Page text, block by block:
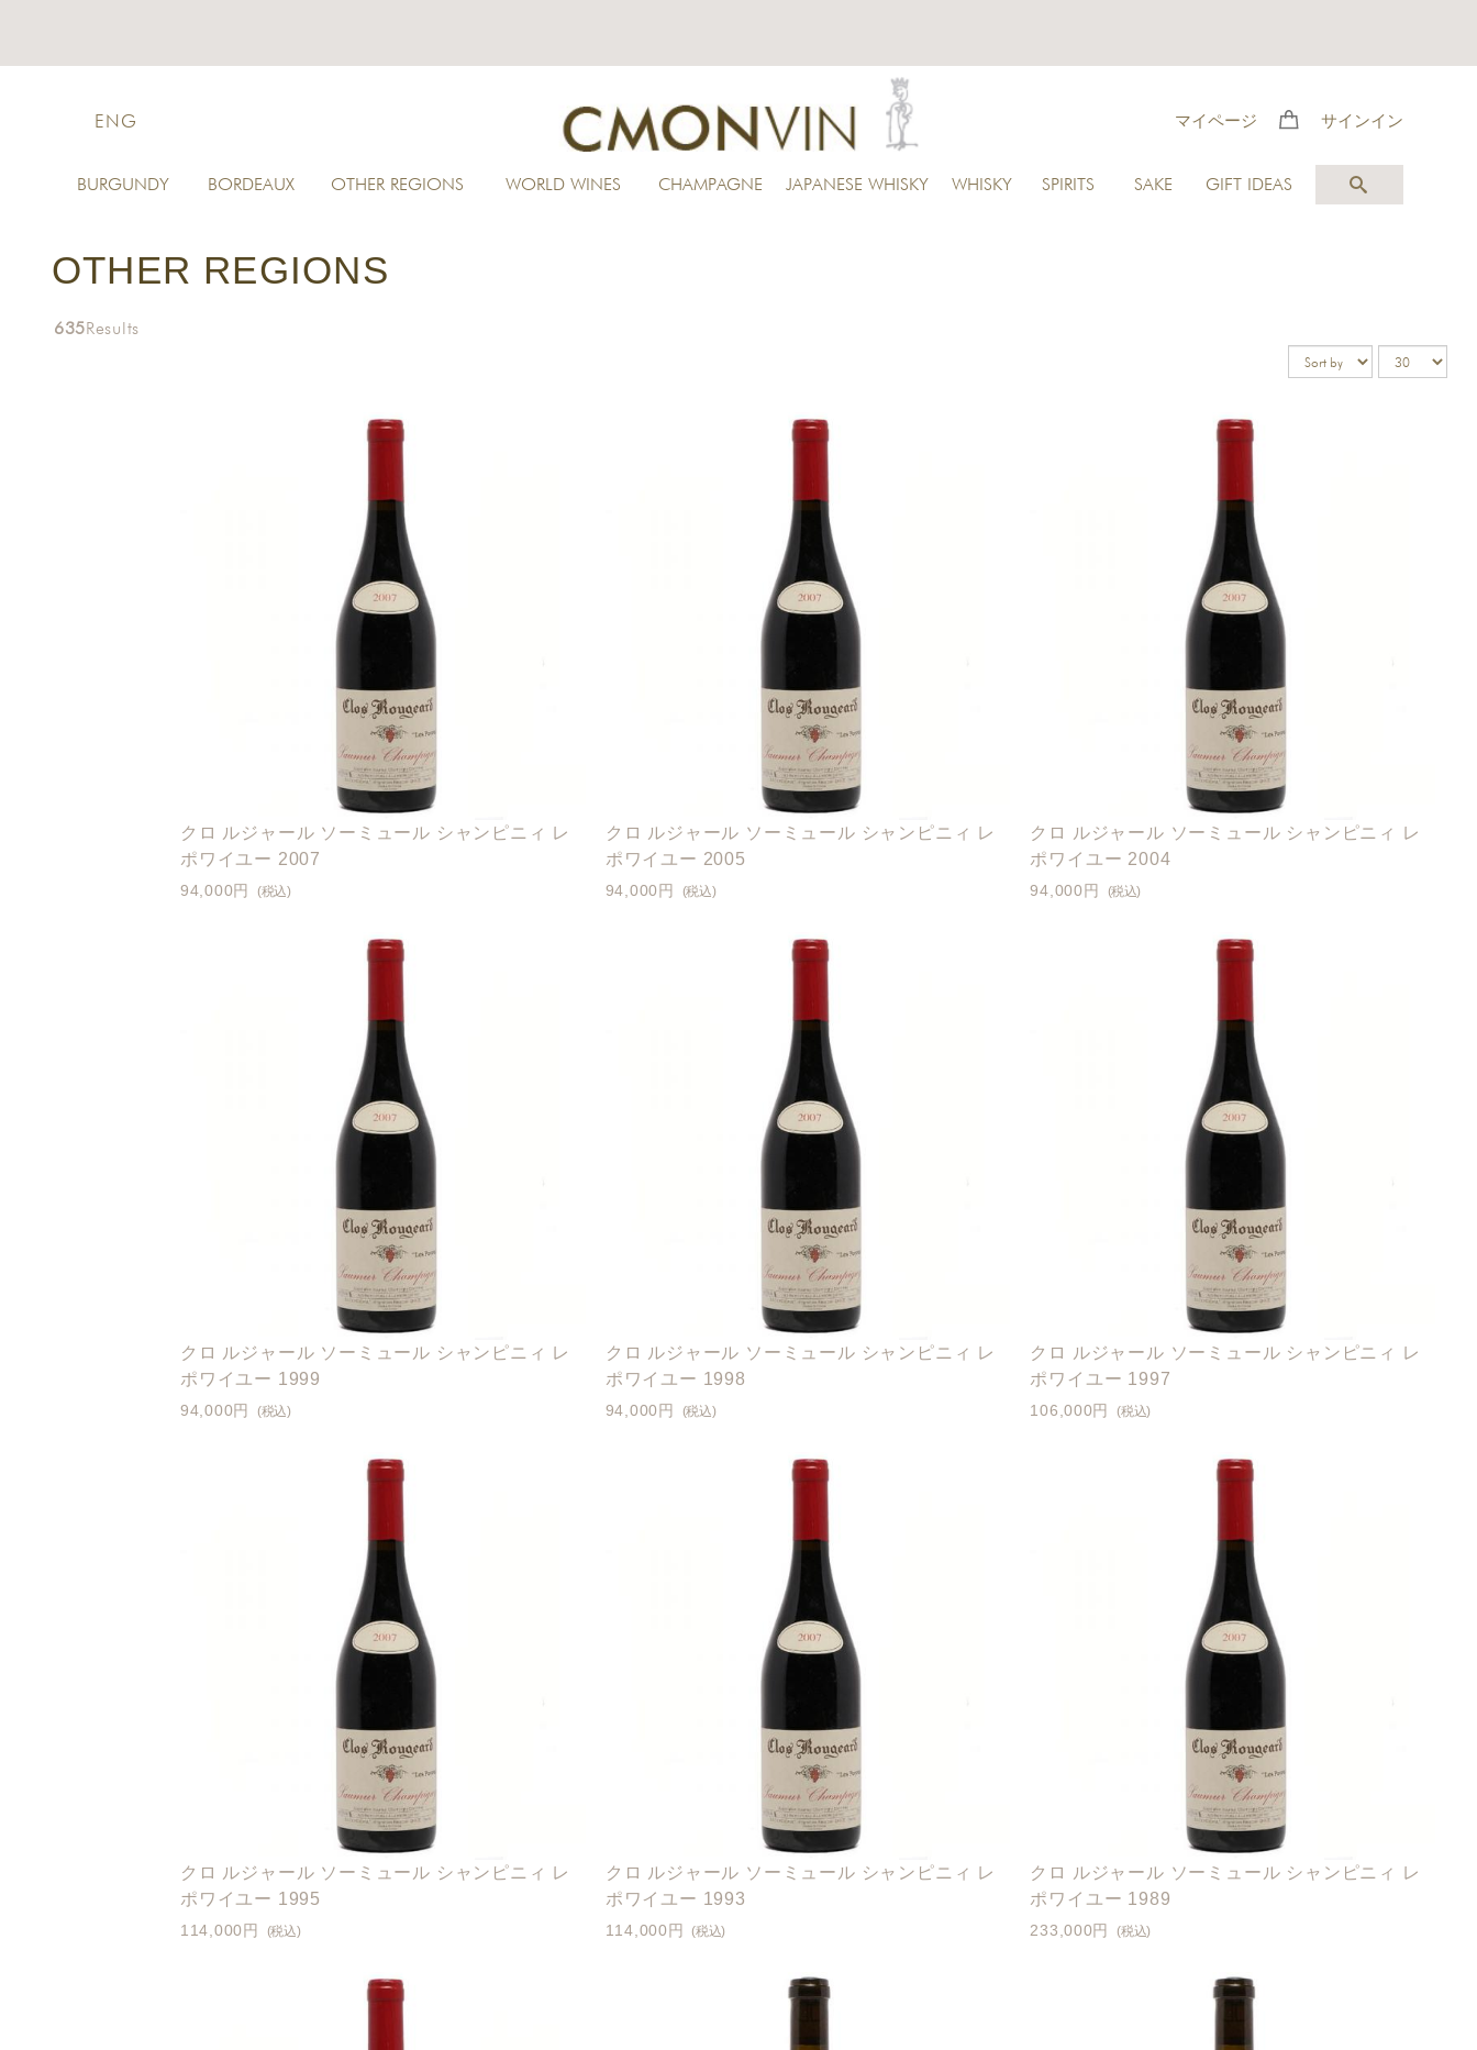
ENG マイページ サインイン
BURGUNDY BORDEAUX OTHER REGIONS WORLD WINES CHAMPAGNE JAPANESE WHISKY WHISKY SPIRITS SAKE GIFT IDEAS
OTHER REGIONS
635Results
クロ ルジャール ソーミュール シャンピニィ レ
ポワイユー 2007
94,000円 (税込)
クロ ルジャール ソーミュール シャンピニィ レ
ポワイユー 2005
94,000円 (税込)
クロ ルジャール ソーミュール シャンピニィ レ
ポワイユー 2004
94,000円 (税込)
クロ ルジャール ソーミュール シャンピニィ レ
ポワイユー 1999
94,000円 (税込)
クロ ルジャール ソーミュール シャンピニィ レ
ポワイユー 1998
94,000円 (税込)
クロ ルジャール ソーミュール シャンピニィ レ
ポワイユー 1997
106,000円 (税込)
クロ ルジャール ソーミュール シャンピニィ レ
ポワイユー 1995
114,000円 (税込)
クロ ルジャール ソーミュール シャンピニィ レ
ポワイユー 1993
114,000円 (税込)
クロ ルジャール ソーミュール シャンピニィ レ
ポワイユー 1989
233,000円 (税込)